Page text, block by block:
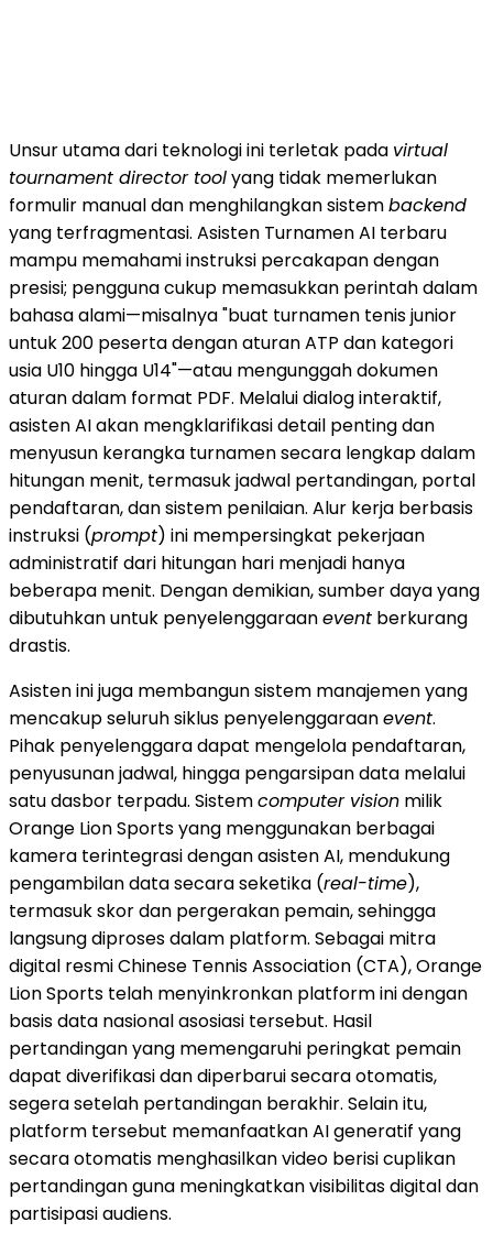
Unsur utama dari teknologi ini terletak pada virtual
tournament director toolyang tidak memerlukan
formulir manual dan menghilangkan sistembackend
yang terfragmentasi. Asisten Turnamen AI terbaru
mampu memahami instruksi percakapan dengan
presisi; pengguna cukup memasukkan perintah dalam
bahasa alami—misalnya "buat turnamen tenis junior
untuk 200 peserta dengan aturan ATP dan kategori
usia U10 hingga U14"—atau mengunggah dokumen
aturan dalam format PDF. Melalui dialog interaktif,
asisten AI akan mengklarifikasi detail penting dan
menyusun kerangka turnamen secara lengkap dalam
hitungan menit, termasuk jadwal pertandingan, portal
pendaftaran, dan sistem penilaian. Alur kerja berbasis
instruksi (prompt) ini mempersingkat pekerjaan
administratif dari hitungan hari menjadi hanya
beberapa menit. Dengan demikian, sumber daya yang
dibutuhkan untuk penyelenggaraanevent berkurang
drastis.
Asisten ini juga membangun sistem manajemen yang
mencakup seluruh siklus penyelenggaraanevent.
Pihak penyelenggara dapat mengelola pendaftaran,
penyusunan jadwal, hingga pengarsipan data melalui
satu dasbor terpadu. Sistemcomputer vision milik
Orange Lion Sports yang menggunakan berbagai
kamera terintegrasi dengan asisten AI, mendukung
pengambilan data secara seketika (real-time),
termasuk skor dan pergerakan pemain, sehingga
langsung diproses dalam platform. Sebagai mitra
digital resmi Chinese Tennis Association (CTA), Orange
Lion Sports telah menyinkronkan platform ini dengan
basis data nasional asosiasi tersebut. Hasil
pertandingan yang memengaruhi peringkat pemain
dapat diverifikasi dan diperbarui secara otomatis,
segera setelah pertandingan berakhir. Selain itu,
platform tersebut memanfaatkan AI generatif yang
secara otomatis menghasilkan video berisi cuplikan
pertandingan guna meningkatkan visibilitas digital dan
partisipasi audiens.